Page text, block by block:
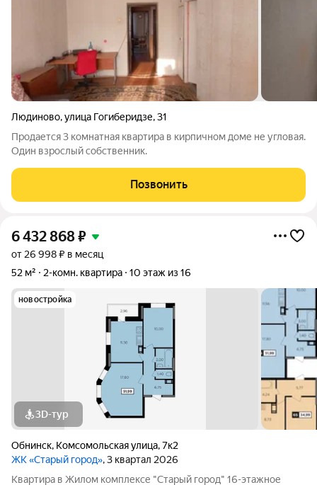
Людиново,улица Гогиберидзе,31
Продается 3 комнатная квартира в кирпичном доме не угловая.
Один взрослый собственник.
Позвонить
6 432 868₽
от 26 998 ₽ в месяц
52 м²
2-комн. квартира 10 этаж из 16
новостройка
3D-тур
Обнинск, Комсомольская улица,7к2
ЖК «Старый город», 3 квартал 2026
Квартира в Жилом комплексе "Старый город" 16-этажное